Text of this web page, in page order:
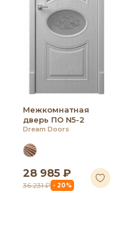
Межкомнатная
дверь ПО N5-2
Dream Doors
28 985 ₽
36 231 ₽ - 20%